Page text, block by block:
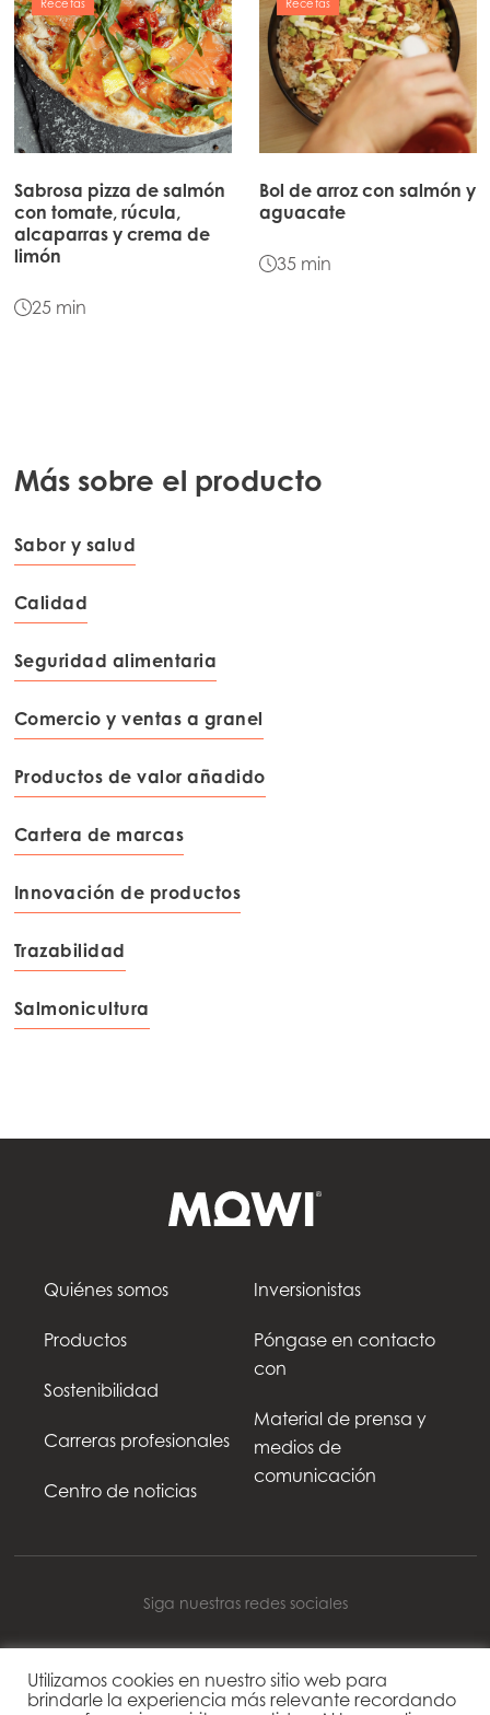
Mowi Czechia (EN)
Mowi Faroe Islands
Mowi France
Mowi Germany
Mowi Italy
Mowi Norway
Americas
Mowi Canada West
Mowi Chile
Recetas
Sabrosa pizza de salmón
con tomate, rúcula,
alcaparras y crema de
limón
25 min
Recetas
Bol de arroz con salmón y
aguacate
35 min
Más sobre el producto
Sabor y salud
Calidad
Seguridad alimentaria
Comercio y ventas a granel
Productos de valor añadido
Cartera de marcas
Innovación de productos
Trazabilidad
Salmonicultura
Quiénes somos
Productos
Sostenibilidad
Carreras profesionales
Centro de noticias
Inversionistas
Póngase en contacto
con
Material de prensa y
medios de
comunicación
Siga nuestras redes sociales
Mowi Spain
Utilizamos cookies en nuestro sitio web para
brindarle la experiencia más relevante recordando